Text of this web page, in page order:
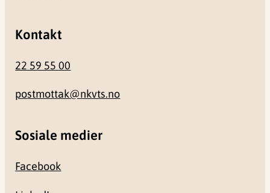
Kontakt
22 59 55 00
postmottak@nkvts.no
Sosiale medier
Facebook